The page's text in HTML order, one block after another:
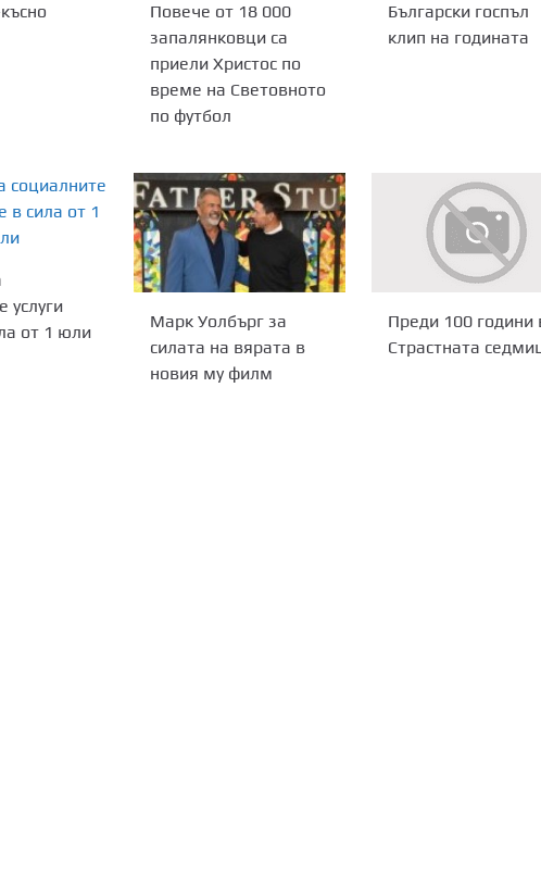
Повече от 18 000
запалянковци са
приели Христос по
време на Световното
по футбол
Български госпъл
клип на годината
услуги
от 1 юли
Марк Уолбърг за
силата на вярата в
новия му филм
Преди 100 години
Страстната